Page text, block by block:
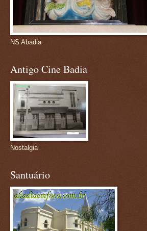
NS Abadia
Antigo Cine Badia
Nostalgia
Santuário